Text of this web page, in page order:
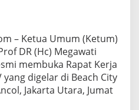
– Ketua Umum (Ketum)
DR (Hc) Megawati
membuka Rapat Kerja
yang digelar di Beach City
Jakarta Utara, Jumat